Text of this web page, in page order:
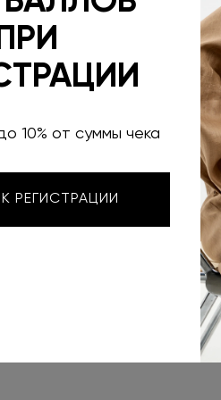
10% от суммы чека
К РЕГИСТРАЦИИ